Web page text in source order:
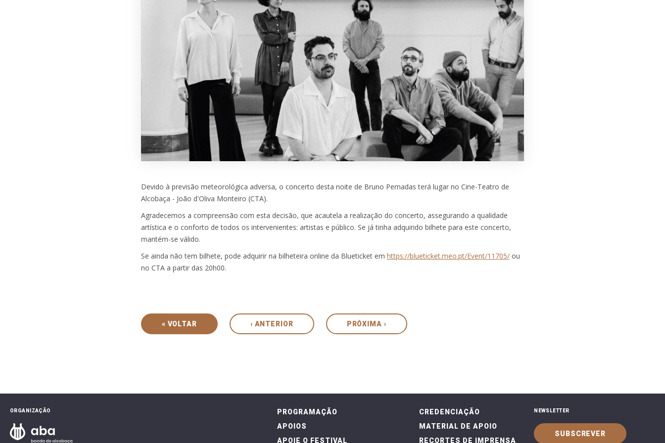
Devido à previsão meteorológica adversa, o concerto desta noite de Bruno Pernadas terá lugar no Cine-Teatro de
Alcobaça - João d'Oliva Monteiro (CTA).
Agradecemos a compreensão com esta decisão, que acautela a realização do concerto, assegurando a qualidade
artística e o conforto de todos os intervenientes: artistas e público. Se já tinha adquirido bilhete para este concerto,
mantém-se válido.
Se ainda não tem bilhete, pode adquirir na bilheteira online da Blueticket em https://blueticket.meo.pt/Event/11705/ou
no CTA a partir das 20h00.
« VOLTAR ‹ ANTERIOR PRÓXIMA ›
ORGANIZAÇÃO
PROGRAMAÇÃO
APOIOS
APOIE O FESTIVAL
CREDENCIAÇÃO
MATERIAL DE APOIO
RECORTES DE IMPRENSA
NEWSLETTER
SUBSCREVER